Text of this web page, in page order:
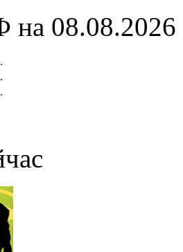
на 08.08.2026